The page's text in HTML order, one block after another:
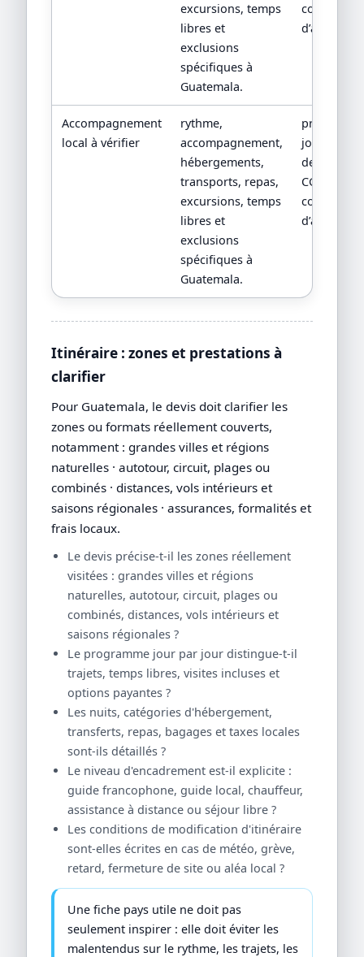
excursions, temps
libres et
exclusions
spécifiques à
Guatemala.
conditions
Accompagnement
local à vérifier
rythme,
accompagnement,
hébergements,
transports, repas,
excursions, temps
libres et
exclusions
spécifiques à
Guatemala.
jour par
devis
CGV/CPV et
conditions
Itinéraire : zones et prestations à
clarifier
Pour Guatemala, le devis doit clarifier les
zones ou formats réellement couverts,
notamment : grandes villes et régions
naturelles · autotour, circuit, plages ou
combinés · distances, vols intérieurs et
saisons régionales · assurances, formalités et
frais locaux.
Le devis précise-t-il les zones réellement
visitées : grandes villes et régions
naturelles, autotour, circuit, plages ou
combinés, distances, vols intérieurs et
saisons régionales ?
Le programme jour par jour distingue-t-il
trajets, temps libres, visites incluses et
options payantes ?
Les nuits, catégories d'hébergement,
transferts, repas, bagages et taxes locales
sont-ils détaillés ?
Le niveau d'encadrement est-il explicite :
guide francophone, guide local, chauffeur,
assistance à distance ou séjour libre ?
Les conditions de modification d'itinéraire
sont-elles écrites en cas de météo, grève,
retard, fermeture de site ou aléa local ?
Une fiche pays utile ne doit pas
seulement inspirer : elle doit éviter les
malentendus sur le rythme, les trajets, les